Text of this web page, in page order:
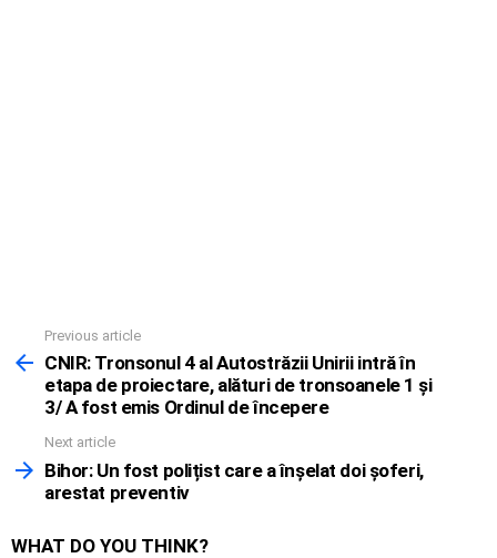
more
Previous article
CNIR: Tronsonul 4 al Autostrăzii Unirii intră în
etapa de proiectare, alături de tronsoanele 1 şi
3/ A fost emis Ordinul de începere
Next article
Bihor: Un fost polițist care a înșelat doi șoferi,
arestat preventiv
WHAT DO YOU THINK?